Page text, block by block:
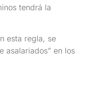
tendrá la
esta regla, se
asalariados” en los